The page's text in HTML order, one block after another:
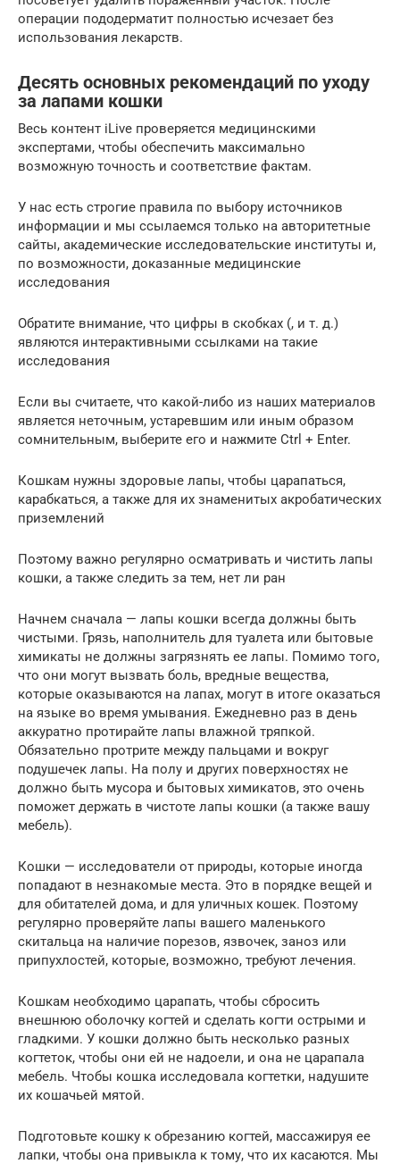
операции пододерматит полностью исчезает без
использования лекарств.
Десять основных рекомендаций по уходу
за лапами кошки
Весь контент iLive проверяется медицинскими
экспертами, чтобы обеспечить максимально
возможную точность и соответствие фактам.
У нас есть строгие правила по выбору источников
информации и мы ссылаемся только на авторитетные
сайты, академические исследовательские институты и,
по возможности, доказанные медицинские
исследования
Обратите внимание, что цифры в скобках (, и т. д.)
являются интерактивными ссылками на такие
исследования
Если вы считаете, что какой-либо из наших материалов
является неточным, устаревшим или иным образом
сомнительным, выберите его и нажмите Ctrl + Enter.
Кошкам нужны здоровые лапы, чтобы царапаться,
карабкаться, а также для их знаменитых акробатических
приземлений
Поэтому важно регулярно осматривать и чистить лапы
кошки, а также следить за тем, нет ли ран
Начнем сначала — лапы кошки всегда должны быть
чистыми. Грязь, наполнитель для туалета или бытовые
химикаты не должны загрязнять ее лапы. Помимо того,
что они могут вызвать боль, вредные вещества,
которые оказываются на лапах, могут в итоге оказаться
на языке во время умывания. Ежедневно раз в день
аккуратно протирайте лапы влажной тряпкой.
Обязательно протрите между пальцами и вокруг
подушечек лапы. На полу и других поверхностях не
должно быть мусора и бытовых химикатов, это очень
поможет держать в чистоте лапы кошки (а также вашу
мебель).
Кошки — исследователи от природы, которые иногда
попадают в незнакомые места. Это в порядке вещей и
для обитателей дома, и для уличных кошек. Поэтому
регулярно проверяйте лапы вашего маленького
скитальца на наличие порезов, язвочек, заноз или
припухлостей, которые, возможно, требуют лечения.
Кошкам необходимо царапать, чтобы сбросить
внешнюю оболочку когтей и сделать когти острыми и
гладкими. У кошки должно быть несколько разных
когтеток, чтобы они ей не надоели, и она не царапала
мебель. Чтобы кошка исследовала когтетки, надушите
их кошачьей мятой.
Подготовьте кошку к обрезанию когтей, массажируя ее
лапки, чтобы она привыкла к тому, что их касаются. Мы